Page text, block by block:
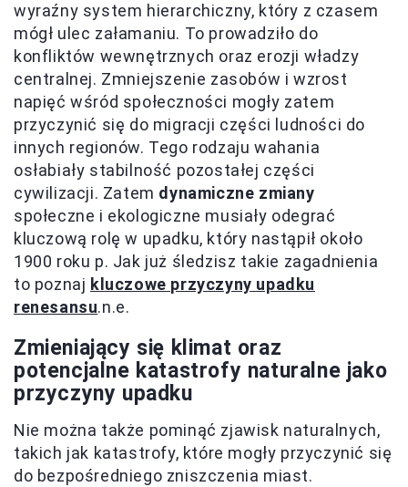
wyraźny system hierarchiczny, który z czasem
mógł ulec załamaniu. To prowadziło do
konfliktów wewnętrznych oraz erozji władzy
centralnej. Zmniejszenie zasobów i wzrost
napięć wśród społeczności mogły zatem
przyczynić się do migracji części ludności do
innych regionów. Tego rodzaju wahania
osłabiały stabilność pozostałej części
cywilizacji. Zatem dynamiczne zmiany
społeczne i ekologiczne musiały odegrać
kluczową rolę w upadku, który nastąpił około
1900 roku p. Jak już śledzisz takie zagadnienia
to poznaj kluczowe przyczyny upadku
renesansu.n.e.
Zmieniający się klimat oraz
potencjalne katastrofy naturalne jako
przyczyny upadku
Nie można także pominąć zjawisk naturalnych,
takich jak katastrofy, które mogły przyczynić się
do bezpośredniego zniszczenia miast.